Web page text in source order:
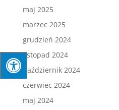
maj 2025
marzec 2025
grudzień 2024
listopad 2024
październik 2024
czerwiec 2024
maj 2024